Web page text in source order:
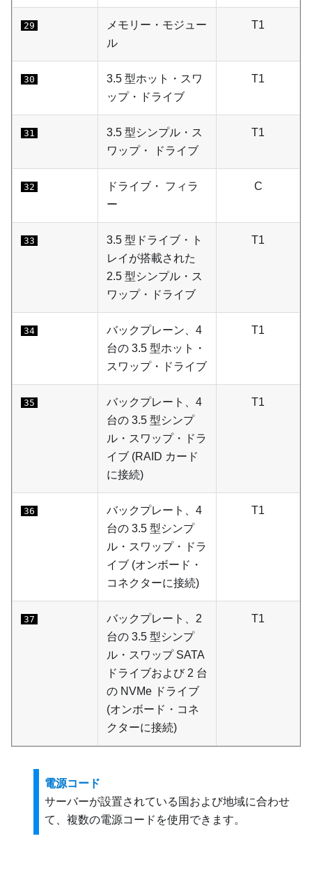
29
メモリー・モジュー
ル
T1
30
3.5 型ホット・スワ
ップ・ドライブ
T1
31
3.5 型シンプル・ス
ワップ・ ドライブ
T1
32
ドライブ・ フィラ
ー
C
33
3.5 型ドライブ・ト
レイが搭載された
2.5 型シンプル・ス
ワップ・ドライブ
T1
34
バックプレーン、4
台の 3.5 型ホット・
スワップ・ドライブ
T1
35
バックプレート、4
台の 3.5 型シンプ
ル・スワップ・ドラ
イブ (RAID カード
に接続)
T1
36
バックプレート、4
台の 3.5 型シンプ
ル・スワップ・ドラ
イブ (オンボード・
コネクターに接続)
T1
37
バックプレート、2
台の 3.5 型シンプ
ル・スワップ SATA
ドライブおよび 2 台
の NVMe ドライブ
(オンボード・コネ
クターに接続)
T1
電源コード
サーバーが設置されている国および地域に合わせ
て、複数の電源コードを使用できます。